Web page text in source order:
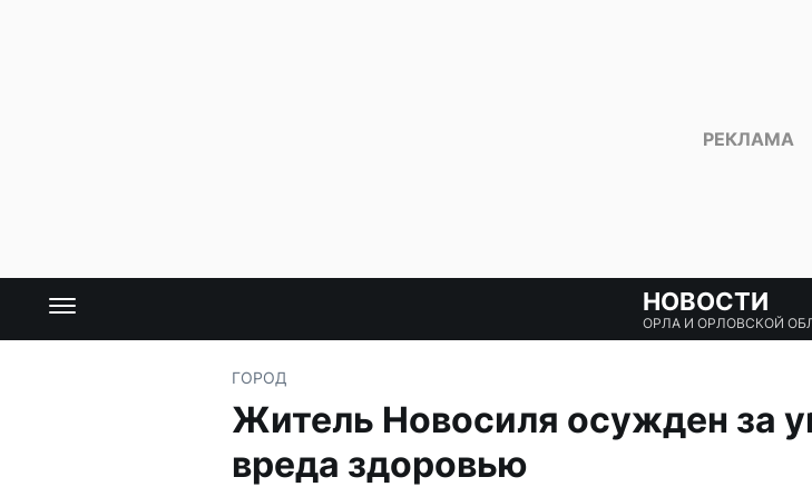
НОВОСТИ
ОРЛА И ОРЛОВСКОЙ
ГОРОД
Житель Новосиля осужден за
вреда здоровью